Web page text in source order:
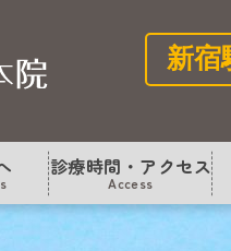
新宿
診療時間・アクセス
Access